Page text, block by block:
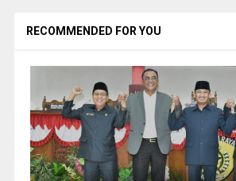
RECOMMENDED FOR YOU